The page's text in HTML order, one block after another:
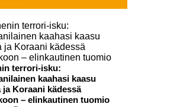
terrori-isku:
kaahasi kaasu
ja Koraani kädessä
– elinkautinen tuomio